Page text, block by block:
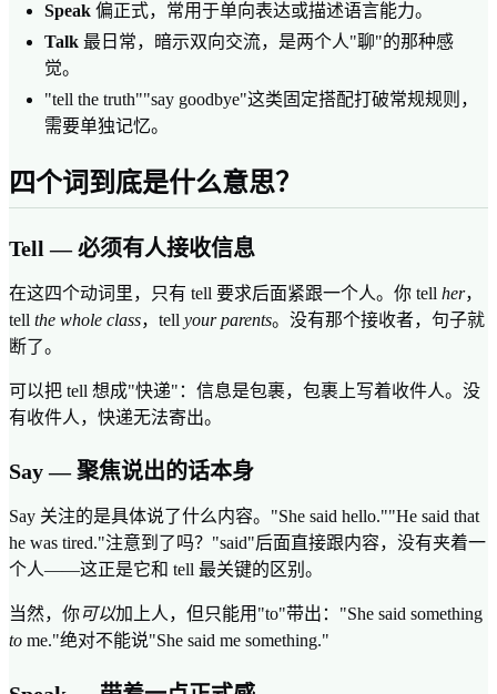
Speak 偏正式，常用于单向表达或描述语言能力。
Talk 最日常，暗示双向交流，是两个人"聊"的那种感
觉。
"tell the truth""say goodbye"这类固定搭配打破常规规则，
需要单独记忆。
四个词到底是什么意思？
Tell — 必须有人接收信息
在这四个动词里，只有 tell 要求后面紧跟一个人。你 tell her，
tell the whole class，tell your parents。没有那个接收者，句子就
断了。
可以把 tell 想成"快递"：信息是包裹，包裹上写着收件人。没
有收件人，快递无法寄出。
Say — 聚焦说出的话本身
Say 关注的是具体说了什么内容。"She said hello.""He said that
he was tired."注意到了吗？"said"后面直接跟内容，没有夹着一
个人——这正是它和 tell 最关键的区别。
当然，你可以加上人，但只能用"to"带出："She said something
to me."绝对不能说"She said me something."